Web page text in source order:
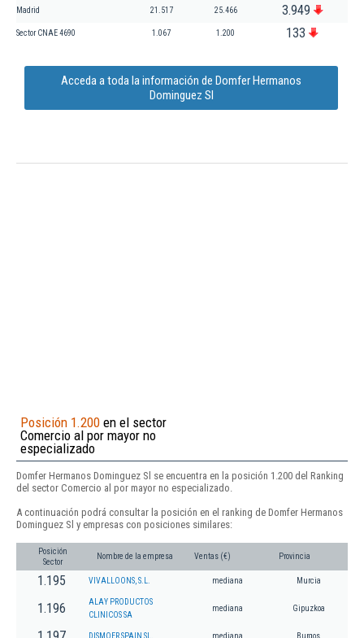
Madrid 21.517 25.466 3.949
Sector CNAE 4690 1.067 1.200 133
Acceda a toda la información de Domfer Hermanos
Dominguez Sl
Posición 1.200 en el sector
Comercio al por mayor no
especializado
Domfer Hermanos Dominguez Sl se encuentra en la posición 1.200 del Ranking
del sector Comercio al por mayor no especializado.
A continuación podrá consultar la posición en el ranking de Domfer Hermanos
Dominguez Sl y empresas con posiciones similares:
Posición
Sector
Nombre de la empresa Ventas (€) Provincia
1.195 VIVALLOONS, S.L. mediana Murcia
1.196
ALAY PRODUCTOS
CLINICOS SA
mediana Gipuzkoa
DISMOER SPAIN SL. mediana Burgos